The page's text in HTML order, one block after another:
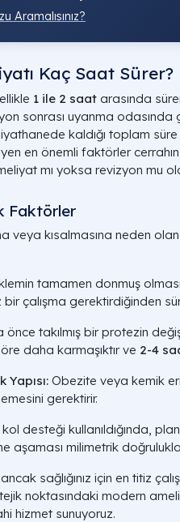
Aramalısınız?
Kaç Saat Sürer​?
1 ile 2 saat arasında
sonrası uyanma odasında
kaldığı toplam süre
en önemli faktörler
mı yoksa revizyon mu
Faktörler
veya kısalmasına neden
tamamen donmuş
bir çalışma gerektirdiğinden
önce takılmış bir protezin
daha karmaşıktır ve 2-4
Obezite veya kemik
gerektirir.
desteği kullanıldığında,
milimetrik doğrulukla
sağlığınız için en titiz
noktasındaki modern
hizmet sunuyoruz.